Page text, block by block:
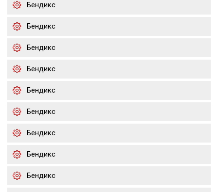
Бендикс
Бендикс
Бендикс
Бендикс
Бендикс
Бендикс
Бендикс
Бендикс
Бендикс